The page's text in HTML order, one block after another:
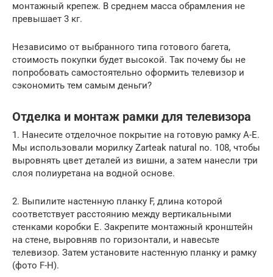
монтажный крепеж. В среднем масса обрамления не
превышает 3 кг.
Независимо от выбранного типа готового багета,
стоимость покупки будет высокой. Так почему бы не
попробовать самостоятельно оформить телевизор и
сэкономить тем самым деньги?
Отделка и монтаж рамки для телевизора
1. Нанесите отделочное покрытие на готовую рамку А-Е.
Мы использовали морилку Zarteak natural no. 108, чтобы
выровнять цвет деталей из вишни, а затем нанесли три
слоя полиуретана на водной основе.
2. Выпилите настенную планку F, длина которой
соответствует расстоянию между вертикальными
стенками коробки Е. Закрепите монтажный кронштейн
на стене, выровняв по горизонтали, и навесьте
телевизор. Затем установите настенную планку и рамку
(фото F-H).